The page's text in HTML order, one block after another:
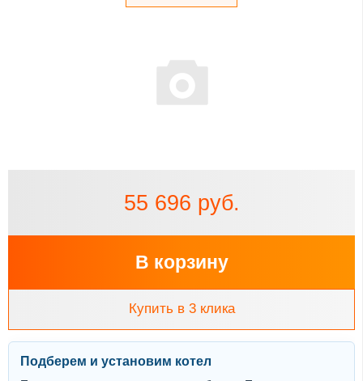
55 696 руб.
В корзину
Купить в 3 клика
Подберем и установим котел